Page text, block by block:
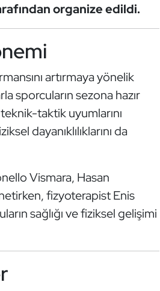
organize edildi.
artırmaya yönelik
sporcuların sezona hazır
taktik uyumlarını
dayanıklılıklarını da
Vismara, Hasan
fizyoterapist Enis
sağlığı ve fiziksel gelişimi